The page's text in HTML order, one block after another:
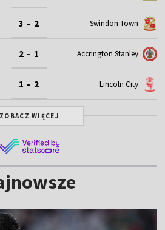
3 - 2 Swindon Town
2 - 1 Accrington Stanley
1 - 2 Lincoln City
ZOBACZ WIĘCEJ